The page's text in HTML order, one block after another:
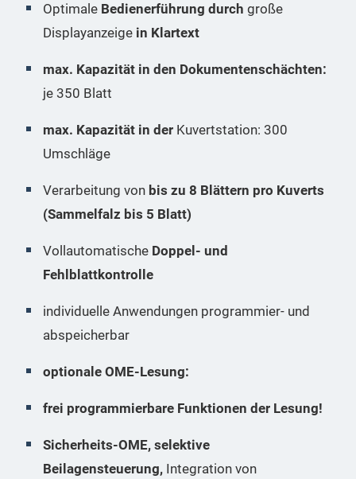
Optimale Bedienerführung durch große
Displayanzeige in Klartext
max. Kapazität in den Dokumentenschächten:
je 350 Blatt
max. Kapazität in der Kuvertstation: 300
Umschläge
Verarbeitung von bis zu 8 Blättern pro Kuverts
(Sammelfalz bis 5 Blatt)
Vollautomatische Doppel- und
Fehlblattkontrolle
individuelle Anwendungen programmier- und
abspeicherbar
optionale OME-Lesung:
frei programmierbare Funktionen der Lesung!
Sicherheits-OME, selektive
Beilagensteuerung, Integration von